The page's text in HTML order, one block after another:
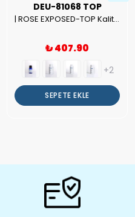
DEU-81068 TOP
| ROSE EXPOSED-TOP Kalite Unısex Parfüm Esansı.|
₺ 407.90
+2
SEPETE EKLE